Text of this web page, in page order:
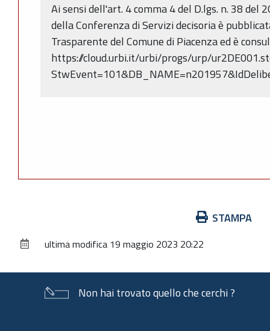
Ai sensi dell'art. 4 comma 4 del D.lgs. n. 38 del
della Conferenza di Servizi decisoria è
Trasparente del Comune di Piacenza ed è
https://cloud.urbi.it/urbi/progs/urp/
documento
STAMPA
ultima modifica 19 maggio 2023 20:22
Non hai trovato quello che cerchi ?